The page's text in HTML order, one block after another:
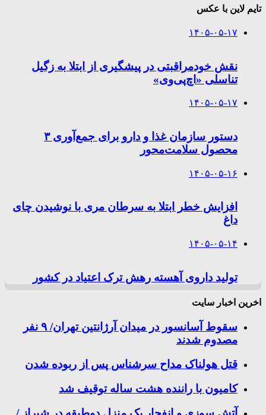
تایم لاین با عکس
۱۴۰۵-۰۵-۱۷
نقش خودمراقبتی در پیشگیری از ابتلا به زگیل
تناسلی «اچ‌پی‌وی»
۱۴۰۵-۰۵-۱۷
دستور سازمان غذا و دارو برای جمع‌آوری ۳
محصول سلامت‌محور
۱۴۰۵-۰۵-۱۶
افزایش خطر ابتلا به سرطان مری با نوشیدن چای
داغ
۱۴۰۵-۰۵-۱۴
تولید داروی آهسته رهش ترک اعتیاد در کشور
اخرین اخبار سایت
سقوط آسانسور در میدان آرژانتین تهران/ ۹ نفر
مصدوم شدند
قتل هولناک مداح سرشناس پس از ربوده شدن
کامیون با راننده هشت ساله توقیف شد